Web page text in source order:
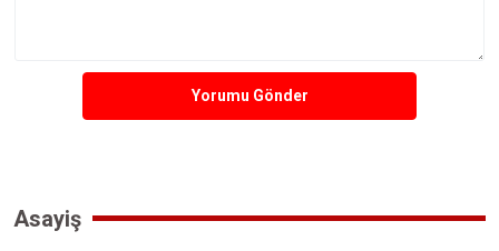
Yorumu Gönder
Asayiş